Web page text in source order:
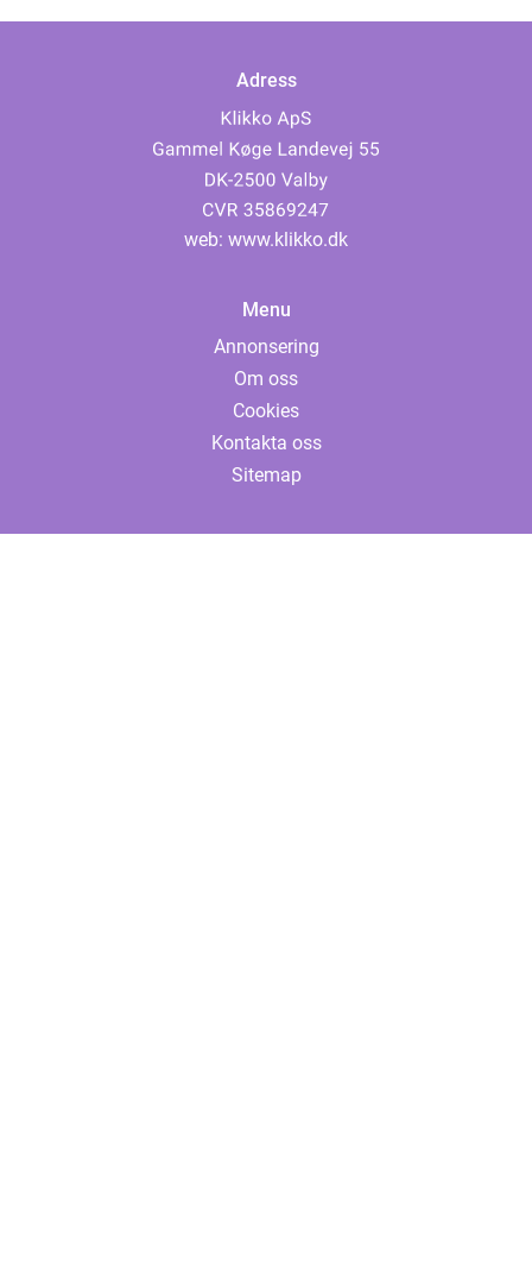
Adress
web: www.klikko.dk
Menu
Annonsering
Om oss
Cookies
Kontakta oss
Sitemap